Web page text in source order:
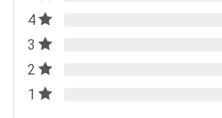
4
3
2
1